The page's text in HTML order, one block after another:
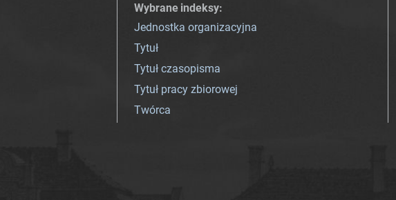
Wybrane indeksy:
Jednostka organizacyjna
Tytuł
Tytuł czasopisma
Tytuł pracy zbiorowej
Twórca